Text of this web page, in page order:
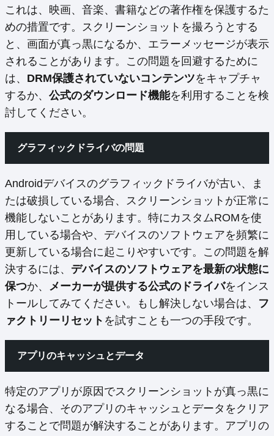
これは、映画、音楽、書籍などの著作権を保護するた
めの措置です。スクリーンショットを撮ろうとする
と、画面が真っ黒になるか、エラーメッセージが表示
されることがあります。この問題を回避するために
は、 DRM保護されていないコンテンツをキャプチャ
するか、 公式のダウンロード機能を利用することを検
討してください。
グラフィックドライバの問題
Androidデバイスのグラフィックドライバが古い、ま
たは破損している場合、スクリーンショットが正常に
機能しないことがあります。特にカスタムROMを使
用している場合や、デバイスのソフトウェアを頻繁に
更新している場合に起こりやすいです。この問題を解
決するには、 デバイスのソフトウェアを最新の状態に
保つか、 メーカーが提供する公式のドライバをインス
トールしてみてください。もし解決しない場合は、 フ
ァクトリーリセット を試すことも一つの手段です。
アプリのキャッシュとデータ
特定のアプリが原因でスクリーンショットが真っ黒に
なる場合、そのアプリのキャッシュとデータをクリア
することで問題が解決することがあります。アプリの